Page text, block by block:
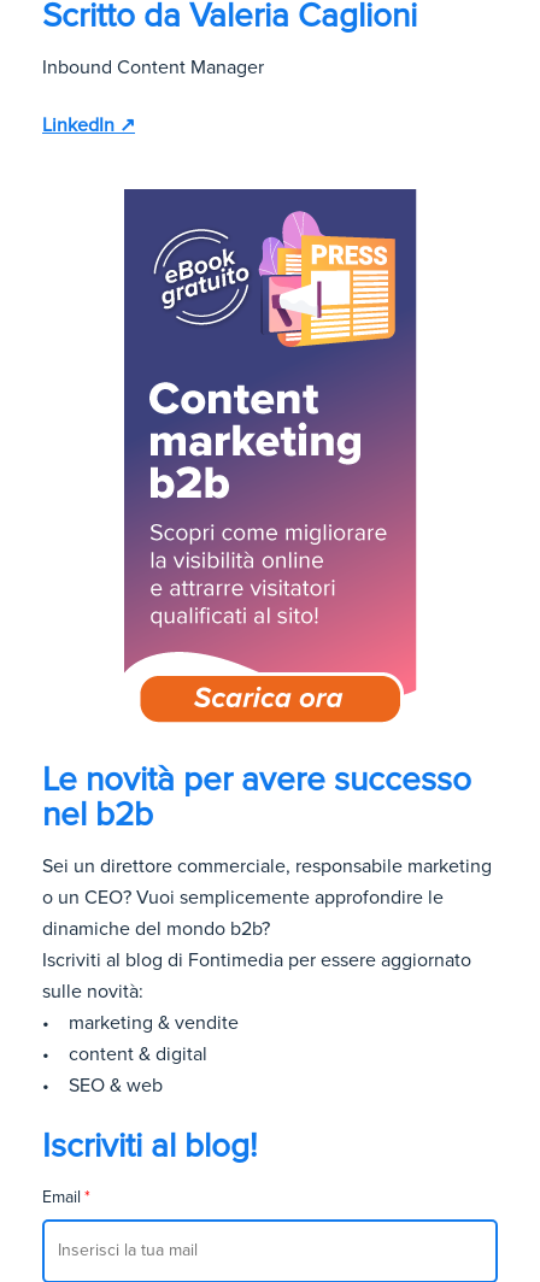
Scritto da Valeria Caglioni
Inbound Content Manager
LinkedIn ↗
Le novità per avere successo
nel b2b
Sei un direttore commerciale, responsabile marketing
o un CEO? Vuoi semplicemente approfondire le
dinamiche del mondo b2b?
Iscriviti al blog di Fontimedia per essere aggiornato
sulle novità:
• marketing & vendite
• content & digital
• SEO & web
Iscriviti al blog!
Email *